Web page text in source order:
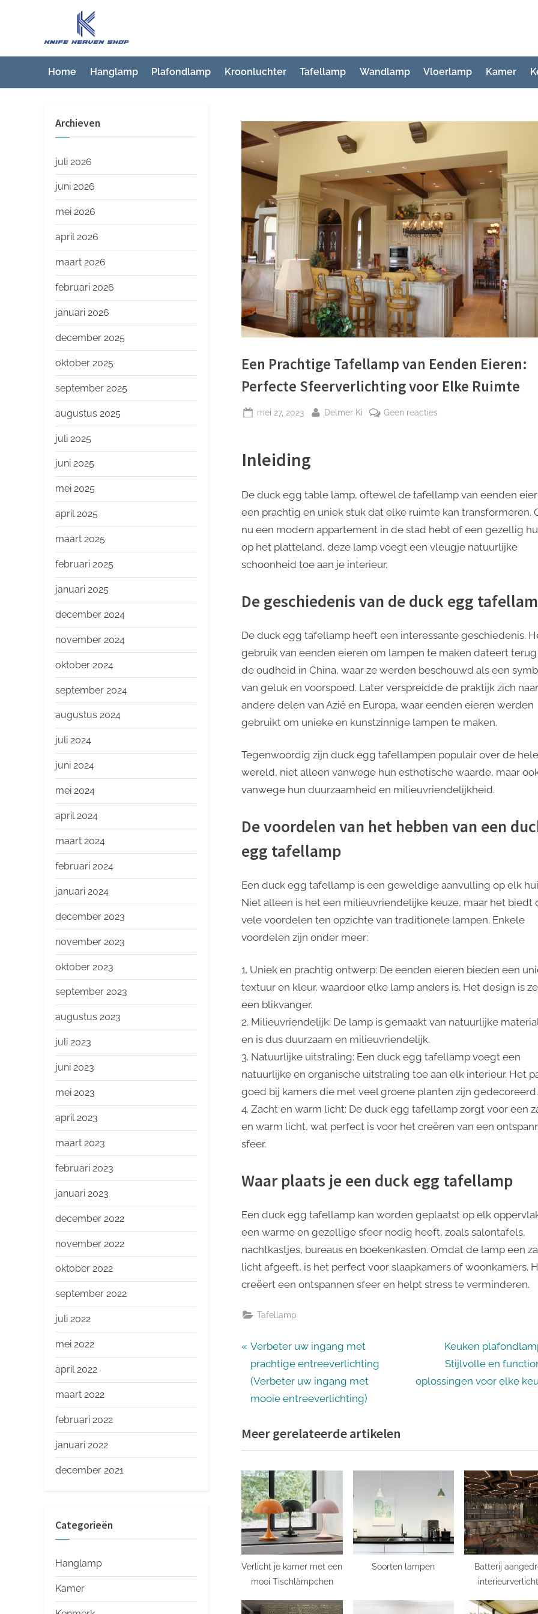
inhoud
K
n
i
f
e
h
Home Hanglamp Plafondlamp Kroonluchter Tafellamp Wandlamp Vloerlamp Kamer
Een Prachtige Tafellamp van Eenden Eieren:
Perfecte Sfeerverlichting voor Elke Ruimte
Geplaatst
mei 27, 2023 Door
Delmer Ki Geen reacties
Eieren:
Perfecte
Sfeerverlichting
voor
Inleiding
De duck egg table lamp, oftewel de tafellamp van eenden
een prachtig en uniek stuk dat elke ruimte kan transformeren.
nu een modern appartement in de stad hebt of een gezellig
op het platteland, deze lamp voegt een vleugje natuurlijke
schoonheid toe aan je interieur.
De geschiedenis van de duck egg
De duck egg tafellamp heeft een interessante geschiedenis.
gebruik van eenden eieren om lampen te maken dateert
de oudheid in China, waar ze werden beschouwd als een
van geluk en voorspoed. Later verspreidde de praktijk zich naar
andere delen van Azië en Europa, waar eenden eieren werden
gebruikt om unieke en kunstzinnige lampen te maken.
Tegenwoordig zijn duck egg tafellampen populair over de hele
wereld, niet alleen vanwege hun esthetische waarde, maar
vanwege hun duurzaamheid en milieuvriendelijkheid.
De voordelen van het hebben van een
egg tafellamp
Een duck egg tafellamp is een geweldige aanvulling op elk
Niet alleen is het een milieuvriendelijke keuze, maar het biedt
vele voordelen ten opzichte van traditionele lampen. Enkele
voordelen zijn onder meer:
1. Uniek en prachtig ontwerp: De eenden eieren bieden een
textuur en kleur, waardoor elke lamp anders is. Het design is
een blikvanger.
2. Milieuvriendelijk: De lamp is gemaakt van natuurlijke
en is dus duurzaam en milieuvriendelijk.
3. Natuurlijke uitstraling: Een duck egg tafellamp voegt een
natuurlijke en organische uitstraling toe aan elk interieur. Het
goed bij kamers die met veel groene planten zijn gedecoreerd.
4. Zacht en warm licht: De duck egg tafellamp zorgt voor een
en warm licht, wat perfect is voor het creëren van een
sfeer.
Waar plaats je een duck egg tafellamp
Een duck egg tafellamp kan worden geplaatst op elk
een warme en gezellige sfeer nodig heeft, zoals salontafels,
nachtkastjes, bureaus en boekenkasten. Omdat de lamp een
licht afgeeft, is het perfect voor slaapkamers of woonkamers.
creëert een ontspannen sfeer en helpt stress te verminderen.
Tafellamp
Bericht
navigatie
P
r
e
v
o
u
P
o
s
t
:
Verbeter uw ingang met
prachtige entreeverlichting
(Verbeter uw ingang met
mooie entreeverlichting)
N
e
x
s
Keuken
Stijlvolle en
oplossingen voor elke
Meer gerelateerde artikelen
Verlicht je kamer met een
mooi Tischlämpchen
Soorten lampen
Batterij
oplossing voor
Archieven
juli 2026
juni 2026
mei 2026
april 2026
maart 2026
februari 2026
januari 2026
december 2025
oktober 2025
september 2025
augustus 2025
juli 2025
juni 2025
mei 2025
april 2025
maart 2025
februari 2025
januari 2025
december 2024
november 2024
oktober 2024
september 2024
augustus 2024
juli 2024
juni 2024
mei 2024
april 2024
maart 2024
februari 2024
januari 2024
december 2023
november 2023
oktober 2023
september 2023
augustus 2023
juli 2023
juni 2023
mei 2023
april 2023
maart 2023
februari 2023
januari 2023
december 2022
november 2022
oktober 2022
september 2022
juli 2022
mei 2022
april 2022
maart 2022
februari 2022
januari 2022
december 2021
Categorieën
Hanglamp
Kamer